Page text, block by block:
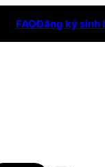
FAQĐăng ký sinh